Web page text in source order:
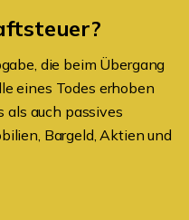
die beim Übergang
eines Todes erhoben
auch passives
Bargeld, Aktien und